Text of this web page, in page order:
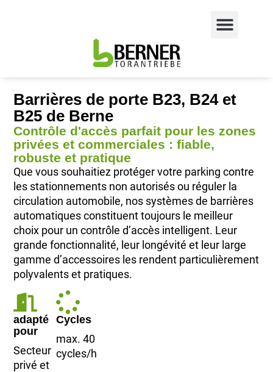
Barrières de porte B23, B24 et
B25 de Berne
Contrôle d'accès parfait pour les zones
privées et commerciales : fiable,
robuste et pratique
Que vous souhaitiez protéger votre parking contre
les stationnements non autorisés ou réguler la
circulation automobile, nos systèmes de barrières
automatiques constituent toujours le meilleur
choix pour un contrôle d’accès intelligent. Leur
grande fonctionnalité, leur longévité et leur large
gamme d’accessoires les rendent particulièrement
polyvalents et pratiques.
adapté
pour
Secteur
privé et
Cycles
max. 40
cycles/h